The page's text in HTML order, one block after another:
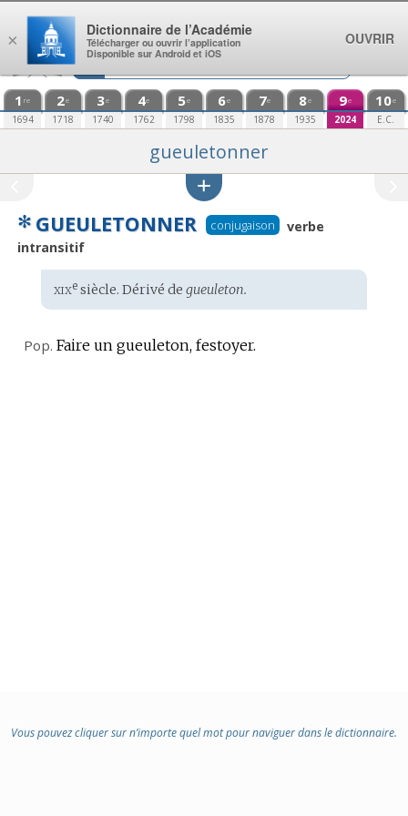
Aller au contenu
1 re
1694
2e
1718
3e
1740
4e
1762
5e
1798
6e
1835
7e
1878
8e
1935
9e
2024
10e
E.C.
gueuletonner
✻ GUEULETONNER conjugaison
verbe
intransitif
Étymologie
:
xixesiècle. Dérivé de gueuleton.
Pop. Faire un gueuleton, festoyer.
Vous pouvez cliquer sur n’importe quel mot pour naviguer dans le dictionnaire.
×
Dictionnaire de l’Académie
Télécharger ou ouvrir l’application
Disponible sur Android et iOS
OUVRIR